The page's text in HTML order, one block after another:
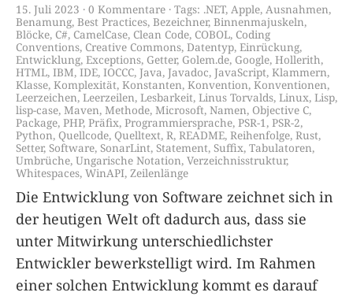
15. Juli 2023 0 Kommentare Tags: .NET, Apple, Ausnahmen,
Benamung, Best Practices, Bezeichner, Binnenmajuskeln,
Blöcke, C#, CamelCase, Clean Code, COBOL, Coding
Conventions, Creative Commons, Datentyp, Einrückung,
Entwicklung, Exceptions, Getter, Golem.de, Google, Hollerith,
HTML, IBM,IDE, IOCCC, Java, Javadoc, JavaScript, Klammern,
Klasse, Komplexität, Konstanten, Konvention, Konventionen,
Leerzeichen,Leerzeilen, Lesbarkeit, Linus Torvalds, Linux, Lisp,
lisp-case, Maven, Methode, Microsoft, Namen, Objective C,
Package, PHP, Präfix, Programmiersprache, PSR-1, PSR-2,
Python, Quellcode, Quelltext, R, README, Reihenfolge, Rust,
Setter, Software, SonarLint, Statement, Suffix, Tabulatoren,
Umbrüche, Ungarische Notation, Verzeichnisstruktur,
Whitespaces, WinAPI, Zeilenlänge
Die Entwicklung von Software zeichnet sich in
der heutigen Welt oft dadurch aus, dass sie
unter Mitwirkung unterschiedlichster
Entwickler bewerkstelligt wird. Im Rahmen
einer solchen Entwicklung kommt es darauf